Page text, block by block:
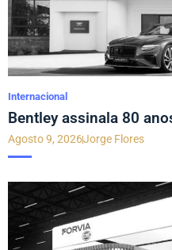
Internacional
Bentley assinala 80
Agosto 9, 2026Jorge Flores